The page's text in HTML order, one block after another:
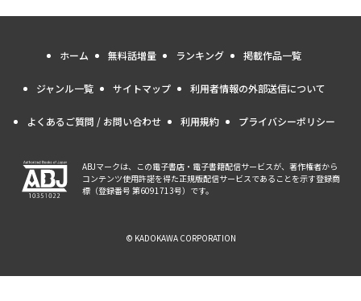
ホーム 無料話増量 ランキング 掲載作品一覧
ジャンル一覧 サイトマップ 利用者情報の外部送信について
よくあるご質問 / お問い合わせ 利用規約 プライバシーポリシー
ABJマークは、この電子書店・電子書籍配信サービスが、著作権者から
コンテンツ使用許諾を得た正規版配信サービスであることを示す登録商
標（登録番号 第6091713号）です。
© KADOKAWA CORPORATION